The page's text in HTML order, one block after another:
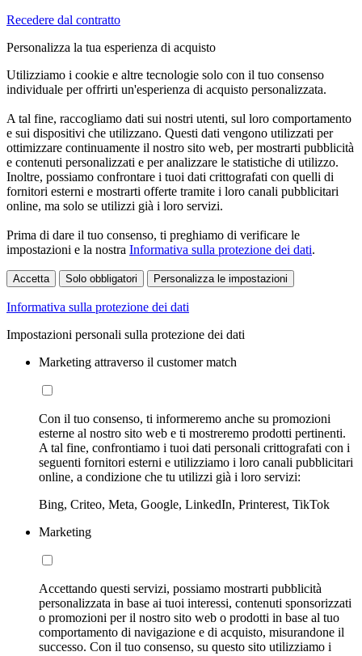
Recedere dal contratto
Personalizza la tua esperienza di acquisto
Utilizziamo i cookie e altre tecnologie solo con il tuo consenso
individuale per offrirti un'esperienza di acquisto personalizzata.
A tal fine, raccogliamo dati sui nostri utenti, sul loro comportamento
e sui dispositivi che utilizzano. Questi dati vengono utilizzati per
ottimizzare continuamente il nostro sito web, per mostrarti pubblicità
e contenuti personalizzati e per analizzare le statistiche di utilizzo.
Inoltre, possiamo confrontare i tuoi dati crittografati con quelli di
fornitori esterni e mostrarti offerte tramite i loro canali pubblicitari
online, ma solo se utilizzi già i loro servizi.
Prima di dare il tuo consenso, ti preghiamo di verificare le
impostazioni e la nostra Informativa sulla protezione dei dati.
Accetta Solo obbligatori Personalizza le impostazioni
Informativa sulla protezione dei dati
Impostazioni personali sulla protezione dei dati
Marketing attraverso il customer match
Con il tuo consenso, ti informeremo anche su promozioni
esterne al nostro sito web e ti mostreremo prodotti pertinenti.
A tal fine, confrontiamo i tuoi dati personali crittografati con i
seguenti fornitori esterni e utilizziamo i loro canali pubblicitari
online, a condizione che tu utilizzi già i loro servizi:
Bing, Criteo, Meta, Google, LinkedIn, Printerest, TikTok
Marketing
Accettando questi servizi, possiamo mostrarti pubblicità
personalizzata in base ai tuoi interessi, contenuti sponsorizzati
o promozioni per il nostro sito web o prodotti in base al tuo
comportamento di navigazione e di acquisto, misurandone il
successo. Con il tuo consenso, su questo sito utilizziamo i